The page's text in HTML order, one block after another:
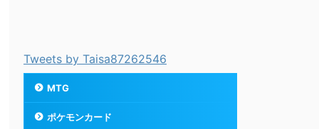
Tweets by Taisa87262546
MTG
ポケモンカード